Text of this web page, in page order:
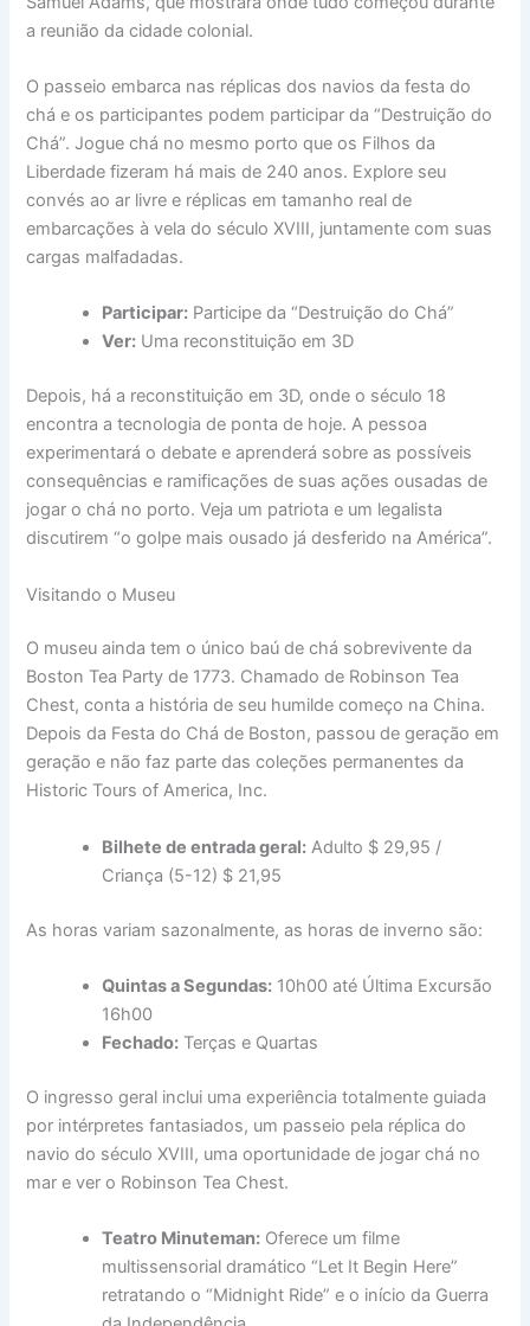
a reunião da cidade colonial.
O passeio embarca nas réplicas dos navios da festa do
chá e os participantes podem participar da “Destruição do
Chá”. Jogue chá no mesmo porto que os Filhos da
Liberdade fizeram há mais de 240 anos. Explore seu
convés ao ar livre e réplicas em tamanho real de
embarcações à vela do século XVIII, juntamente com suas
cargas malfadadas.
Participar: Participe da “Destruição do Chá”
Ver: Uma reconstituição em 3D
Depois, há a reconstituição em 3D, onde o século 18
encontra a tecnologia de ponta de hoje. A pessoa
experimentará o debate e aprenderá sobre as possíveis
consequências e ramificações de suas ações ousadas de
jogar o chá no porto. Veja um patriota e um legalista
discutirem “o golpe mais ousado já desferido na América”.
Visitando o Museu
O museu ainda tem o único baú de chá sobrevivente da
Boston Tea Party de 1773. Chamado de Robinson Tea
Chest, conta a história de seu humilde começo na China.
Depois da Festa do Chá de Boston, passou de geração em
geração e não faz parte das coleções permanentes da
Historic Tours of America, Inc.
Bilhete de entrada geral: Adulto $ 29,95 /
Criança (5-12) $ 21,95
As horas variam sazonalmente, as horas de inverno são:
Quintas a Segundas: 10h00 até Última Excursão
16h00
Fechado: Terças e Quartas
O ingresso geral inclui uma experiência totalmente guiada
por intérpretes fantasiados, um passeio pela réplica do
navio do século XVIII, uma oportunidade de jogar chá no
mar e ver o Robinson Tea Chest.
Teatro Minuteman: Oferece um filme
multissensorial dramático “Let It Begin Here”
retratando o “Midnight Ride” e o início da Guerra